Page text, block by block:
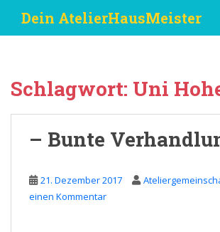
i
Dein AtelierHausMeister
Schlagwort: Uni
– Bunte
21. Dezember 2017
einen Kommentar